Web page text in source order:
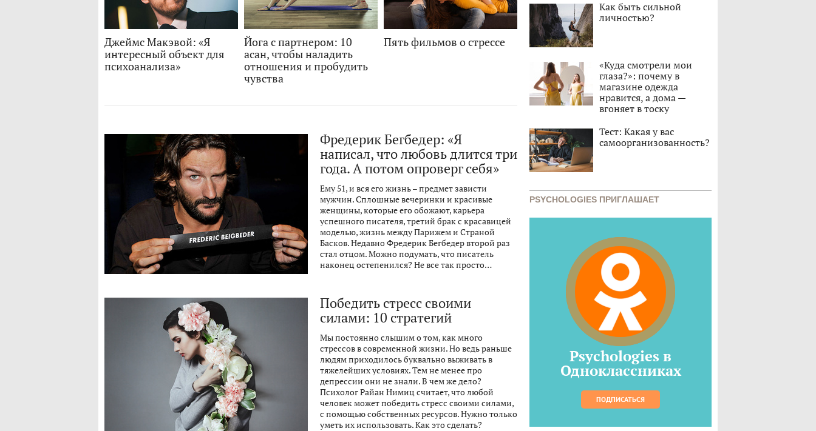
Джеймс Макэвой: «Я
интересный объект для
психоанализа»
Йога с партнером: 10
асан, чтобы наладить
отношения и пробудить
чувства
Пять фильмов о стрессе
Фредерик Бегбедер: «Я
написал, что любовь длится три
года. А потом опроверг себя»
Ему 51, и вся его жизнь – предмет зависти
мужчин. Сплошные вечеринки и красивые
женщины, которые его обожают, карьера
успешного писателя, третий брак с красавицей
моделью, жизнь между Парижем и Страной
Басков. Недавно Фредерик Бегбедер второй раз
стал отцом. Можно подумать, что писатель
наконец остепенился? Не все так просто…
Победить стресс своими
силами: 10 стратегий
Мы постоянно слышим о том, как много
стрессов в современной жизни. Но ведь раньше
людям приходилось буквально выживать в
тяжелейших условиях. Тем не менее про
депрессии они не знали. В чем же дело?
Психолог Райан Нимиц считает, что любой
человек может победить стресс своими силами,
с помощью собственных ресурсов. Нужно только
уметь их использовать. Как это сделать?
Как быть сильной
личностью?
«Куда смотрели мои
глаза?»: почему в
магазине одежда
нравится, а дома —
вгоняет в тоску
Тест: Какая у вас
самоорганизованность?
PSYCHOLOGIES ПРИГЛАШАЕТ
Psychologies в
Одноклассниках
ПОДПИСАТЬСЯ